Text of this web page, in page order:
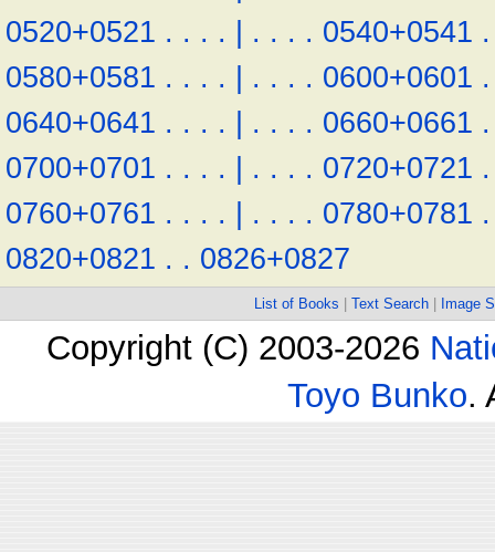
0520+0521 . . . . | . . . . 0540+0541 .
0580+0581 . . . . | . . . . 0600+0601 .
0640+0641 . . . . | . . . . 0660+0661 .
0700+0701 . . . . | . . . . 0720+0721 .
0760+0761 . . . . | . . . . 0780+0781 .
0820+0821 . . 0826+0827
List of Books Text Search Image
Copyright (C) 2003-2026
Toyo Bunko.